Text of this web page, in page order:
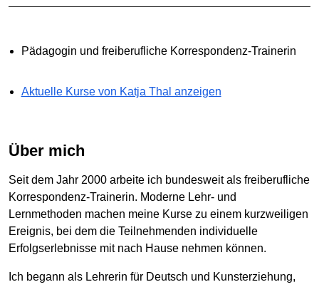
Pädagogin und freiberufliche Korrespondenz-Trainerin
Aktuelle Kurse von Katja Thal anzeigen
Über mich
Seit dem Jahr 2000 arbeite ich bundesweit als freiberufliche
Korrespondenz-Trainerin. Moderne Lehr- und
Lernmethoden machen meine Kurse zu einem kurzweiligen
Ereignis, bei dem die Teilnehmenden individuelle
Erfolgserlebnisse mit nach Hause nehmen können.
Ich begann als Lehrerin für Deutsch und Kunsterziehung,